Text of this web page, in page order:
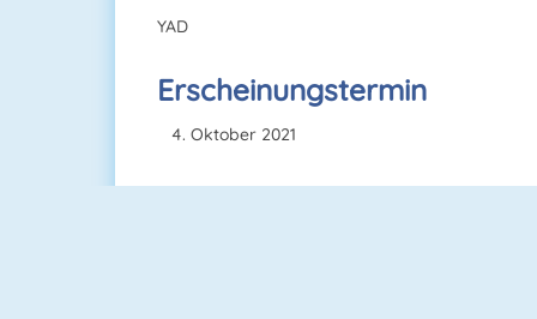
YAD
Erscheinungstermin
Oktober 2021